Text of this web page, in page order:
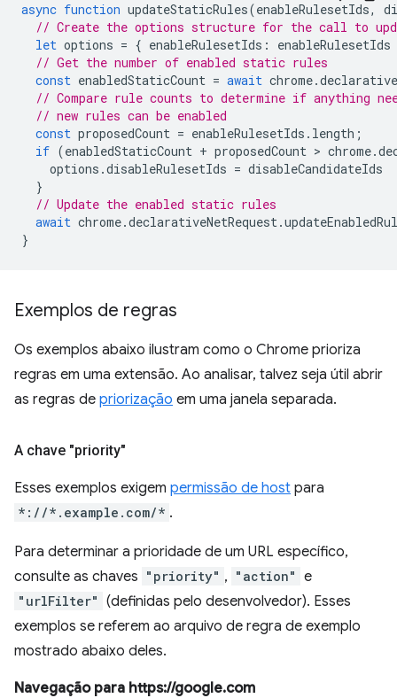
async function updateStaticRules(enableRulesetIds,
// Create the options structure for the call to
let options = { enableRulesetIds :
enableRulesetIds
// Get the number of enabled static rules
const enabledStaticCount = await chrome.
// Compare rule counts to determine if anything
// new rules can be enabled
const proposedCount = enableRulesetIds . length ;
if (enabledStaticCount + proposedCount > chrome.
options .disableRulesetIds = disableCandidateIds
}
// Update the enabled static rules
await chrome.declarativeNetRequest.
}
Exemplos de regras
Os exemplos abaixo ilustram como o Chrome prioriza
regras em uma extensão. Ao analisar, talvez seja útil abrir
as regras de priorização em uma janela separada.
A chave "priority"
Esses exemplos exigem permissão de host para
*://*.example.com/* .
Para determinar a prioridade de um URL específico,
consulte as chaves "priority" , "action" e
"urlFilter" (definidas pelo desenvolvedor). Esses
exemplos se referem ao arquivo de regra de exemplo
mostrado abaixo deles.
Navegação para https://google.com